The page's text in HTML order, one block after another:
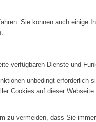
Sie können auch
verfügbaren Dienste und
unbedingt
Cookies auf dieser
zu vermeiden, dass Sie